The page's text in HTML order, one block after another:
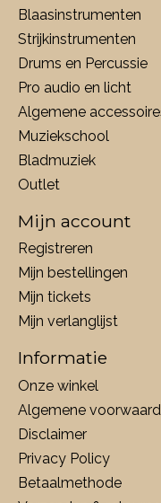
Blaasinstrumenten
Strijkinstrumenten
Drums en Percussie
Pro audio en licht
Algemene
Muziekschool
Bladmuziek
Outlet
Mijn account
Registreren
Mijn bestellingen
Mijn tickets
Mijn verlanglijst
Informatie
Onze winkel
Algemene
Disclaimer
Privacy Policy
Betaalmethode